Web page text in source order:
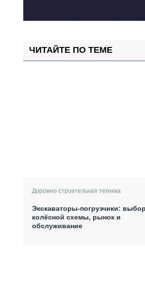
ЧИТАЙТЕ ПО ТЕМЕ
Дорожно-строительная техника
Экскаваторы-погрузчики: выбор
колёсной схемы, рынок и
обслуживание